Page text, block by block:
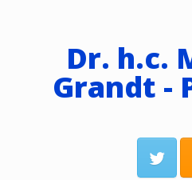
Dr. h.c.
Grandt -